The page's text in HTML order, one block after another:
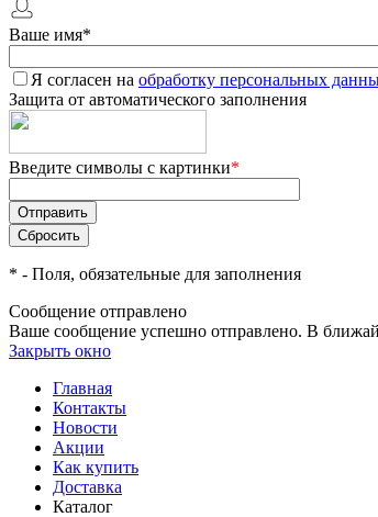
Ваше имя*
Я согласен на обработку персональных
Защита от автоматического заполнения
Введите символы с картинки*
* - Поля, обязательные для заполнения
Сообщение отправлено
Ваше сообщение успешно отправлено. В
Закрыть окно
Главная
Контакты
Новости
Акции
Как купить
Доставка
Каталог